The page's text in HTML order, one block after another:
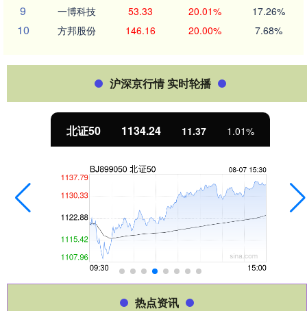
9 一博科技 53.33 20.01% 17.26%
10 方邦股份 146.16 20.00% 7.68%
沪深京行情 实时轮播
北证50 1134.24 11.37 1.01%
热点资讯